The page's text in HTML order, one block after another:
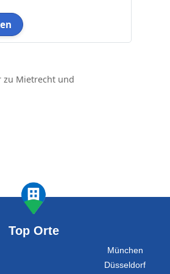
zu Mietrecht und
Top Orte
München
Düsseldorf